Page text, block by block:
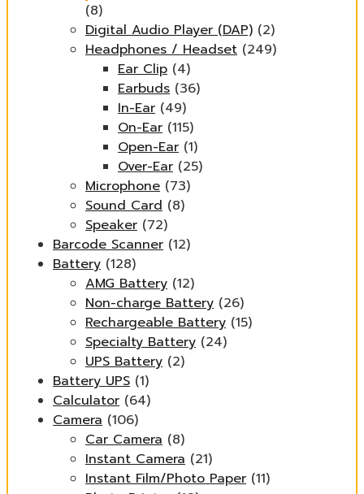
(8)
Digital Audio Player (DAP) (2)
Headphones / Headset (249)
Ear Clip (4)
Earbuds (36)
In-Ear (49)
On-Ear (115)
Open-Ear (1)
Over-Ear (25)
Microphone (73)
Sound Card (8)
Speaker (72)
Barcode Scanner (12)
Battery (128)
AMG Battery (12)
Non-charge Battery (26)
Rechargeable Battery (15)
Specialty Battery (24)
UPS Battery (2)
Battery UPS (1)
Calculator (64)
Camera (106)
Car Camera (8)
Instant Camera (21)
Instant Film/Photo Paper (11)